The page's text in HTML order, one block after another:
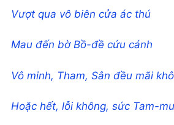
Vượt qua vô biên cửa ác thú
Mau đến bờ Bồ-đề cứu cánh
Vô minh, Tham, Sân đều mãi
Hoặc hết, lỗi không, sức Tam-